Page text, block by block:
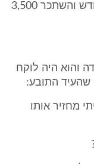
ברכבו לעבודה בין 18 ל- 20 ימים בחודש והשתכר 3,500
והוא היה לוקח
שהעיד התובע:
מחזיר אותו